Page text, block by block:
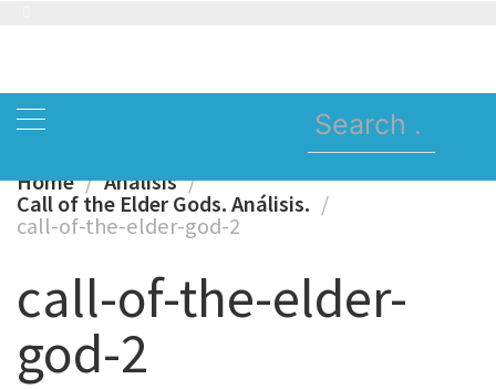
Search
for:
Home Analisis
Call of the Elder Gods. Análisis.
call-of-the-elder-god-2
call-of-the-elder-
god-2